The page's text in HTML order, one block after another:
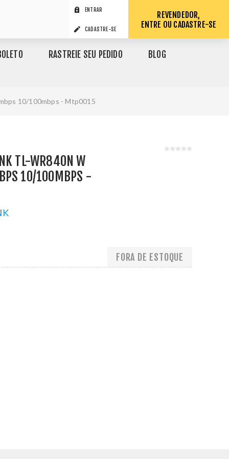
ENTRAR
CADASTRE-SE
REVENDEDOR,
ENTRE OU CADASTRE-SE
RASTREIE SEU PEDIDO BLOG
10/100mbps - Mtp0015
TL-WR840N W
10/100MBPS -
FORA DE ESTOQUE